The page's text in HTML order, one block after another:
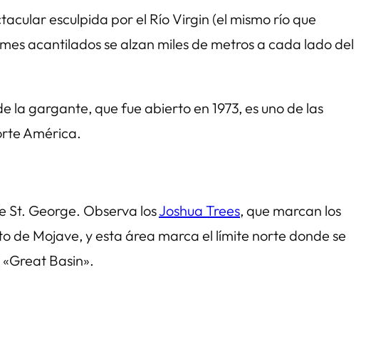
esculpida por el Río Virgin (el mismo río que
acantilados se alzan miles de metros a cada lado del
la gargante, que fue abierto en 1973, es uno de las
América.
St. George. Observa losJoshua Trees, que marcan los
de Mojave, y esta área marca el límite norte donde se
Basin».